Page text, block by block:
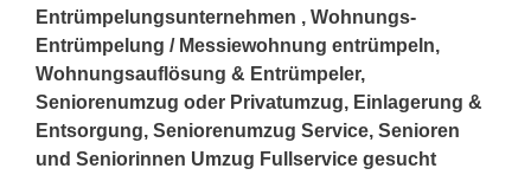
Entrümpelungsunternehmen , Wohnungs-
Entrümpelung / Messiewohnung entrümpeln,
Wohnungsauflösung & Entrümpeler,
Seniorenumzug oder Privatumzug, Einlagerung &
Entsorgung, Seniorenumzug Service, Senioren
und Seniorinnen Umzug Fullservice gesucht